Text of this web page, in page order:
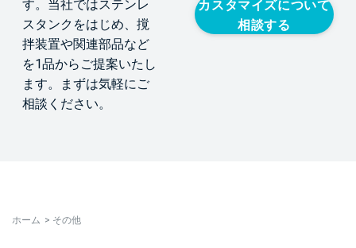
す。当社ではステンレ
スタンクをはじめ、撹
拌装置や関連部品など
を1品からご提案いたし
ます。まずは気軽にご
相談ください。
カスタマイズについて
相談する
ホーム > その他